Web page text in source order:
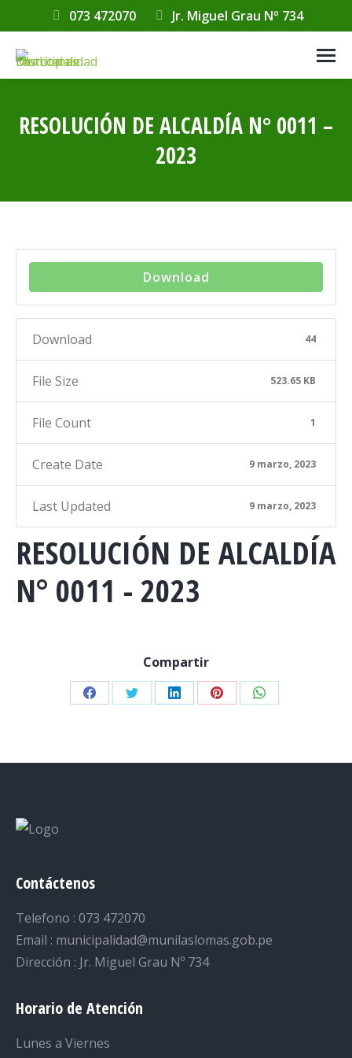
073 472070 Jr. Miguel Grau Nº 734
RESOLUCIÓN DE ALCALDÍA N° 0011 –
2023
Download
Download 44
File Size 523.65 KB
File Count 1
Create Date 9 marzo, 2023
Last Updated 9 marzo, 2023
RESOLUCIÓN DE ALCALDÍA
N° 0011 - 2023
Compartir
Share Share Share Share Share
Contáctenos
Telefono : 073 472070
Email : municipalidad@munilaslomas.gob.pe
Dirección : Jr. Miguel Grau Nº 734
Horario de Atención
Lunes a Viernes